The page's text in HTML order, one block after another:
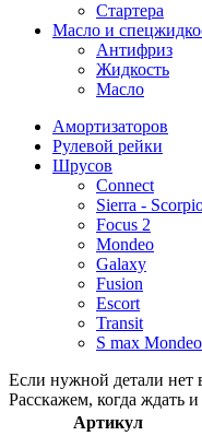
Стартера
Масло и
Антифриз
Жидкость
Масло
Амортизаторов
Рулевой рейки
Шрусов
Connect
Sierra -
Focus 2
Mondeo
Galaxy
Fusion
Escort
Transit
S max
Если нужной детали
Расскажем, когда ждать и
Артикул